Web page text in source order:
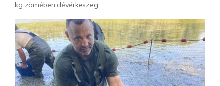
kg zömében dévérkeszeg.